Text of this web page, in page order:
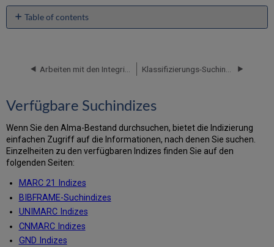
Table of contents
der
ändern
Felder
Elektronische
Sammlungen
Portfolios
Lokalsatz
Physische
Exemplare
Normdateien
Verfügbare Suchindizes
Wenn Sie den Alma-Bestand durchsuchen, bietet die Indizierung
einfachen Zugriff auf die Informationen, nach denen Sie suchen.
Einzelheiten zu den verfügbaren Indizes finden Sie auf den
folgenden Seiten:
MARC 21 Indizes
BIBFRAME-Suchindizes
UNIMARC Indizes
CNMARC Indizes
GND Indizes